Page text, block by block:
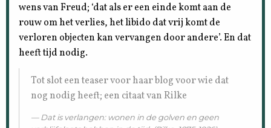
wens van Freud; ‘dat als er een einde komt aan de
rouw om het verlies, het libido dat vrij komt de
verloren objecten kan vervangen door andere’. En dat
heeft tijd nodig.
Tot slot een teaser voor haar blog voor wie dat
nog nodig heeft; een citaat van Rilke
Dat is verlangen: wonen in de golven en geen